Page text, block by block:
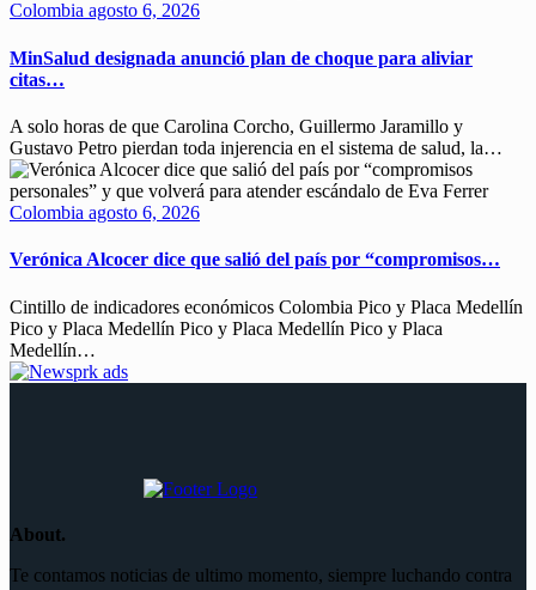
Colombia agosto 6, 2026
MinSalud designada anunció plan de choque para aliviar
citas…
A solo horas de que Carolina Corcho, Guillermo Jaramillo y
Gustavo Petro pierdan toda injerencia en el sistema de salud, la…
Colombia agosto 6, 2026
Verónica Alcocer dice que salió del país por “compromisos…
Cintillo de indicadores económicos Colombia Pico y Placa Medellín
Pico y Placa Medellín Pico y Placa Medellín Pico y Placa
Medellín…
About.
Te contamos noticias de ultimo momento, siempre luchando contra